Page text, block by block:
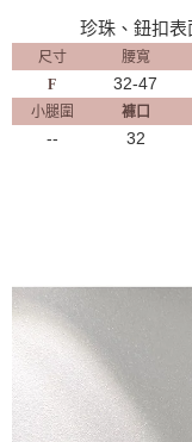
珍珠、鈕扣
尺寸 腰寬
F
32-47
小腿圍
褲口
-- 32